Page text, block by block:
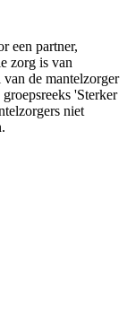
een partner,
zorg is van
de mantelzorger
'Sterker
niet